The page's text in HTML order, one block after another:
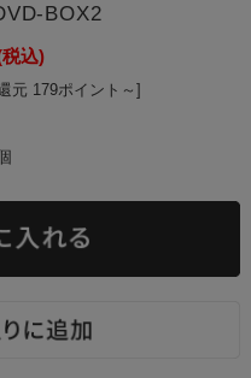
BOX2
込)
元 179ポイント～]